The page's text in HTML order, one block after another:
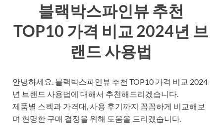
블랙박스파인뷰 추천
TOP10 가격 비교 2024년 브
랜드 사용법
안녕하세요. 블랙박스파인뷰 추천 TOP10 가격 비교 2024
년 브랜드 사용법에 대해서 추천해드리겠습니다.
제품별 스펙과 가격대, 사용 후기까지 꼼꼼하게 비교해보
며 현명한 구매 결정을 위해 도움을 드리겠습니다.